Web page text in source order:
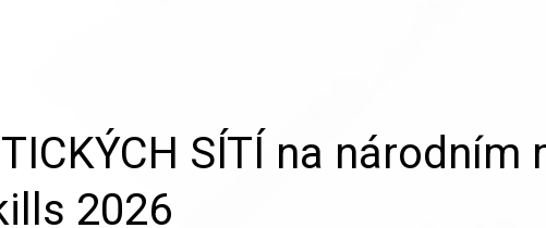
SÍTÍ na
2026